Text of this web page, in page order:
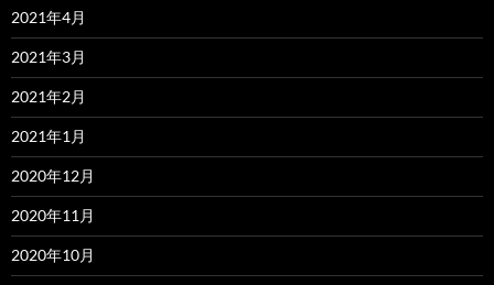
2021年4月
2021年3月
2021年2月
2021年1月
2020年12月
2020年11月
2020年10月